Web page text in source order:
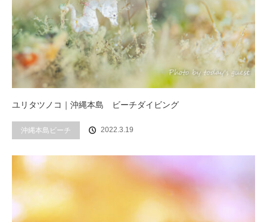
ユリタツノコ｜沖縄本島 ビーチダイビング
沖縄本島ビーチ 2022.3.19